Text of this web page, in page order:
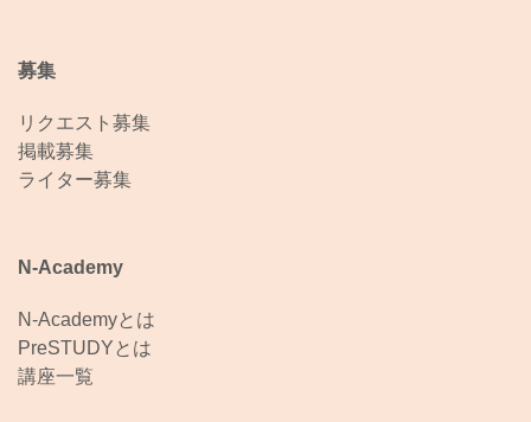
募集
リクエスト募集
掲載募集
ライター募集
N-Academy
N-Academyとは
PreSTUDYとは
講座一覧